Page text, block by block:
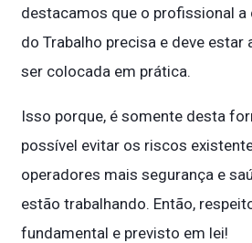
destacamos que o profissional a
do Trabalho precisa e deve estar
ser colocada em prática.
Isso porque, é somente desta
possível evitar os riscos
operadores mais segurança e
estão trabalhando. Então,
fundamental e previsto em lei!